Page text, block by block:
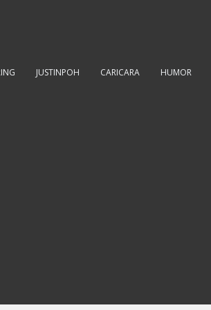
JUSTINPOH CARICARA HUMOR